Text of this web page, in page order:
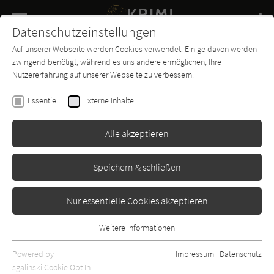
SUCHE
Buch-
Entdecker
Forum Charts
James Ellroy
Allgemeine Panik
Erschienen: Mai 2022 0
Datenschutzeinstellungen
Auf unserer Webseite werden Cookies verwendet. Einige davon werden
zwingend benötigt, während es uns andere ermöglichen, Ihre
Nutzererfahrung auf unserer Webseite zu verbessern.
Essentiell Externe Inhalte
Alle akzeptieren
Speichern & schließen
Nur essentielle Cookies akzeptieren
Essentielle Cookies werden für grundlegende Funktionen der
Webseite benötigt. Dadurch ist gewährleistet, dass die Webseite
Weitere Informationen
Powered by
sgalinski Cookie Opt In
Impressum | Datenschutz